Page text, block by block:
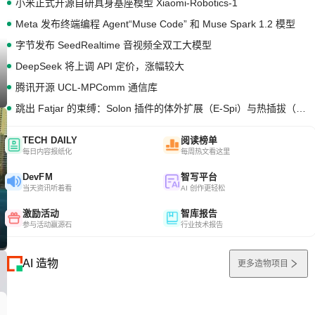
小米正式开源自研具身基座模型 Xiaomi-Robotics-1
Meta 发布终端编程 Agent“Muse Code” 和 Muse Spark 1.2 模型
字节发布 SeedRealtime 音视频全双工大模型
DeepSeek 将上调 API 定价，涨幅较大
腾讯开源 UCL-MPComm 通信库
TECH DAILY
每日内容报纸化
阅读榜单
每周热文看这里
DevFM
当天资讯听着看
智写平台
AI 创作更轻松
激励活动
参与活动赢源石
智库报告
行业技术报告
AI 造物 更多造物项目